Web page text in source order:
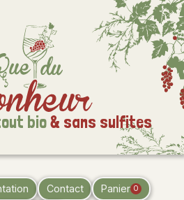
bio& sans sulfites
Contact Panier 0